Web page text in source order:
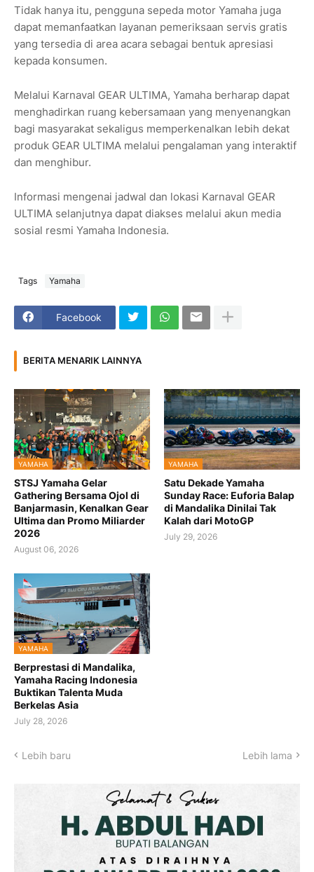
Tidak hanya itu, pengguna sepeda motor Yamaha juga
dapat memanfaatkan layanan pemeriksaan servis gratis
yang tersedia di area acara sebagai bentuk apresiasi
kepada konsumen.
Melalui Karnaval GEAR ULTIMA, Yamaha berharap dapat
menghadirkan ruang kebersamaan yang menyenangkan
bagi masyarakat sekaligus memperkenalkan lebih dekat
produk GEAR ULTIMA melalui pengalaman yang interaktif
dan menghibur.
Informasi mengenai jadwal dan lokasi Karnaval GEAR
ULTIMA selanjutnya dapat diakses melalui akun media
sosial resmi Yamaha Indonesia.
Tags Yamaha
Facebook
BERITA MENARIK LAINNYA
YAMAHA
STSJ Yamaha Gelar
Gathering Bersama Ojol di
Banjarmasin, Kenalkan Gear
Ultima dan Promo Miliarder
2026
August 06, 2026
YAMAHA
Satu Dekade Yamaha
Sunday Race: Euforia Balap
di Mandalika Dinilai Tak
Kalah dari MotoGP
July 29, 2026
YAMAHA
Berprestasi di Mandalika,
Yamaha Racing Indonesia
Buktikan Talenta Muda
Berkelas Asia
July 28, 2026
Lebih baru Lebih lama